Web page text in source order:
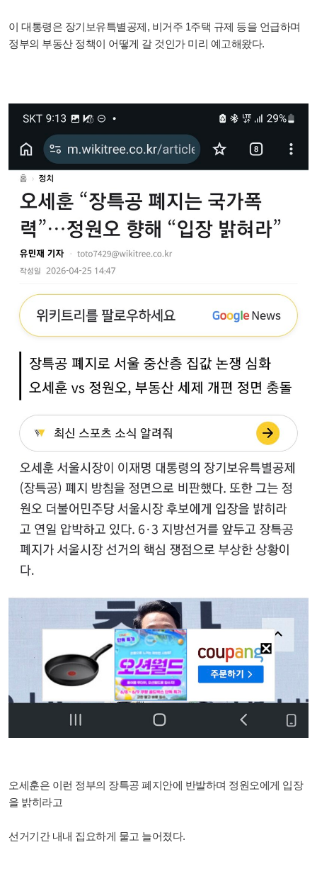
이 대통령은 장기보유특별공제, 비거주 1주택 규제 등을 언급하며
정부의 부동산 정책이 어떻게 갈 것인가 미리 예고해왔다.
오세훈은 이런 정부의 장특공 폐지안에 반발하며 정원오에게 입장
을 밝히라고
선거기간 내내 집요하게 물고 늘어졌다.